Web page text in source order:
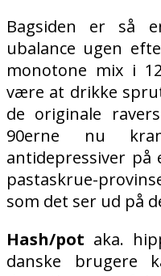
Bagsiden er så
ubalance ugen
monotone mix i
være at drikke
de originale
90erne nu
antidepressiver på
pastaskrue-
som det ser ud på
Hash/pot aka.
danske brugere